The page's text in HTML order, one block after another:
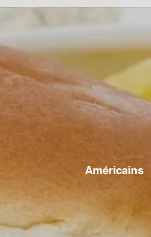
Américains